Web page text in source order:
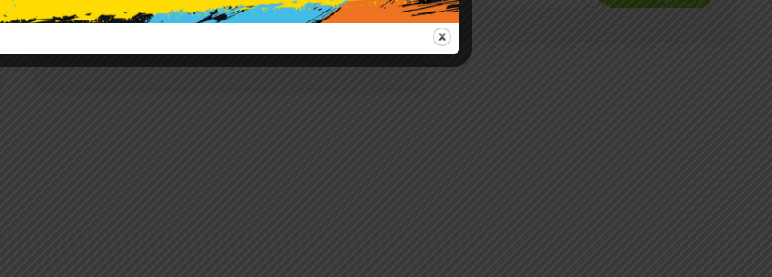
Podstawowej w Zielęcinie